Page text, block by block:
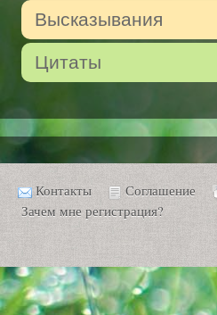
Высказывания
Цитаты
Контакты
Соглашение
Зачем мне регистрация?